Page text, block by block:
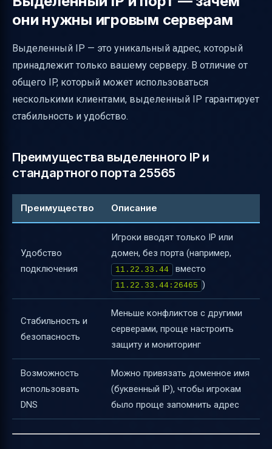
они нужны игровым серверам
Выделенный IP — это уникальный адрес, который
принадлежит только вашему серверу. В отличие от
общего IP, который может использоваться
несколькими клиентами, выделенный IP гарантирует
стабильность и удобство.
Преимущества выделенного IP и
стандартного порта 25565
Преимущество Описание
Удобство
подключения
Игроки вводят только IP или
домен, без порта (например,
11.22.33.44 вместо
11.22.33.44:26465 )
Стабильность и
безопасность
Меньше конфликтов с другими
серверами, проще настроить
защиту и мониторинг
Возможность
использовать
DNS
Можно привязать доменное имя
(буквенный IP), чтобы игрокам
было проще запомнить адрес